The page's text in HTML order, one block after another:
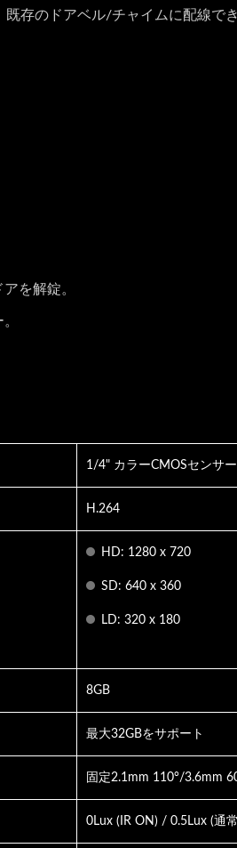
存のドアベル/チャイムに配線で
を解錠。
1/4" カラーCMOSセンサー
H.264
HD: 1280 x 720
SD: 640 x 360
LD: 320 x 180
8GB
最大32GBをサポート
固定2.1mm 110°/3.6mm
0Lux (IR ON) / 0.5Lux (通
エレベーターサービス電話